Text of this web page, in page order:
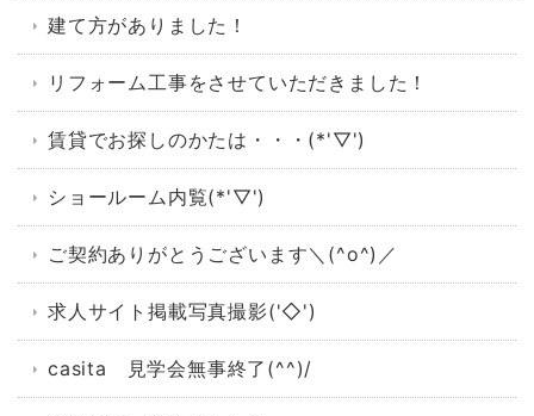
建て方がありました！
リフォーム工事をさせていただきました！
賃貸でお探しのかたは・・・(*'▽')
ショールーム内覧(*'▽')
ご契約ありがとうございます＼(^o^)／
求人サイト掲載写真撮影('◇')ゞ
casita 見学会無事終了(^^)/